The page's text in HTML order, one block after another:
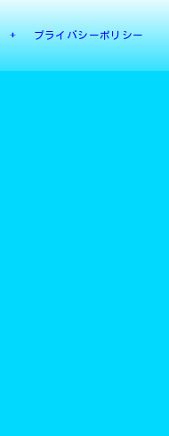
プライバシーポリシー